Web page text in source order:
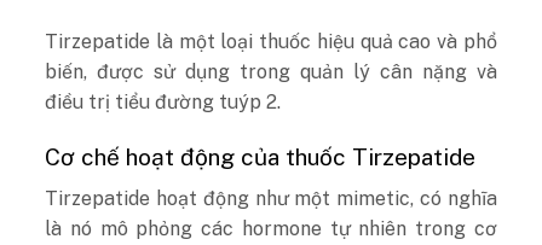
Tirzepatide là một loại thuốc hiệu quả cao và phổ
biến, được sử dụng trong quản lý cân nặng và
điều trị tiểu đường tuýp 2.
Cơ chế hoạt động của thuốc Tirzepatide
Tirzepatide hoạt động như một mimetic, có nghĩa
là nó mô phỏng các hormone tự nhiên trong cơ